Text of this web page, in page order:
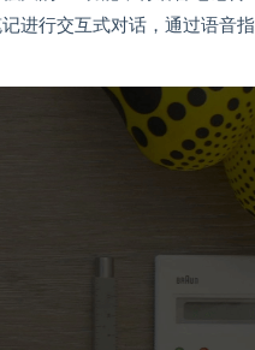
进行交互式对话，通过语音指